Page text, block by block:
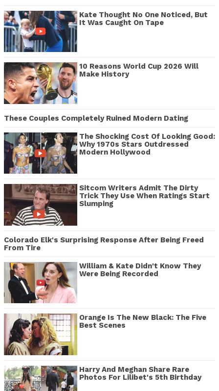
Kate Thought No One Noticed, But
It Was Caught On Tape
10 Reasons World Cup 2026 Will
Make History
These Couples Completely Ruined Modern Dating
The Shocking Cost Of Looking Good:
Why 1970s Stars Outdressed
Modern Hollywood
Sitcom Writers Admit The Dirty
Trick They Use When Ratings Start
Slumping
Colorado Elk's Surprising Response After Being Freed
From Tire
William & Kate Didn't Know They
Were Being Recorded
Orange Is The New Black: The Five
Best Scenes
Harry And Meghan Share Rare
Photos For Lilibet's 5th Birthday